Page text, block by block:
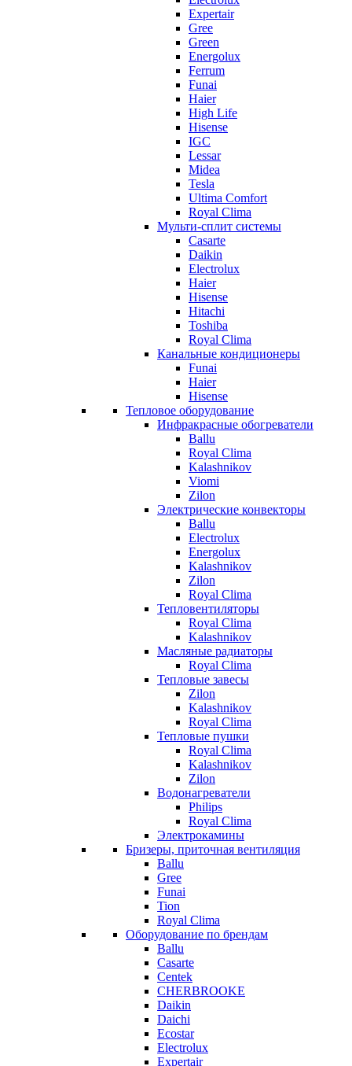
Expertair
Gree
Green
Energolux
Ferrum
Funai
Haier
High Life
Hisense
IGC
Lessar
Midea
Tesla
Ultima Comfort
Royal Clima
Мульти-сплит системы
Casarte
Daikin
Electrolux
Haier
Hisense
Hitachi
Toshiba
Royal Clima
Канальные кондиционеры
Funai
Haier
Hisense
Тепловое оборудование
Инфракрасные обогреватели
Ballu
Royal Clima
Kalashnikov
Viomi
Zilon
Электрические конвекторы
Ballu
Electrolux
Energolux
Kalashnikov
Zilon
Royal Clima
Тепловентиляторы
Royal Clima
Kalashnikov
Масляные радиаторы
Royal Clima
Тепловые завесы
Zilon
Kalashnikov
Royal Clima
Тепловые пушки
Royal Clima
Kalashnikov
Zilon
Водонагреватели
Philips
Royal Clima
Электрокамины
Бризеры, приточная вентиляция
Ballu
Gree
Funai
Tion
Royal Clima
Оборудование по брендам
Ballu
Casarte
Centek
CHERBROOKE
Daikin
Daichi
Ecostar
Electrolux
Expertair